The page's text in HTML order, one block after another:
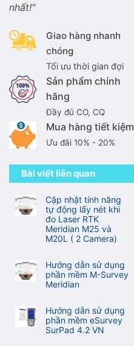
nhất!"
Giao hàng nhanh
chóng
Tối ưu thời gian đợi
Sản phẩm chính
hãng
Đầy đủ CO, CQ
Mua hàng tiết kiệm
Ưu đãi 10% - 20%
Bài viết liên quan
Cập nhật tính năng
tự động lấy nét khi
đo Laser RTK
Meridian M25 và
M20L ( 2 Camera)
có
bình
luận
ở
nhật
tính
năng
Hướng dẫn sử dụng
phần mềm M-Survey
Meridian
có
bình
luận
ở
Hướng dẫn sử dụng
phần mềm eSurvey
SurPad 4.2 VN